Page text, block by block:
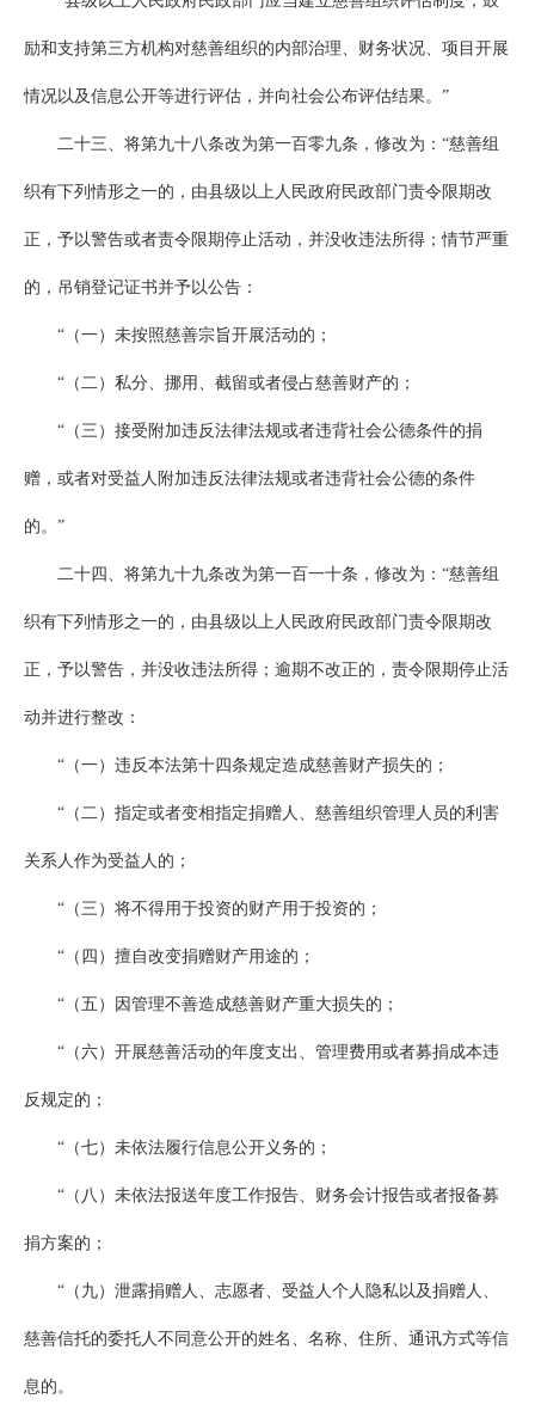
励和支持第三方机构对慈善组织的内部治理、财务状况、项目开展
情况以及信息公开等进行评估，并向社会公布评估结果。”
二十三、将第九十八条改为第一百零九条，修改为：“慈善组
织有下列情形之一的，由县级以上人民政府民政部门责令限期改
正，予以警告或者责令限期停止活动，并没收违法所得；情节严重
的，吊销登记证书并予以公告：
“（一）未按照慈善宗旨开展活动的；
“（二）私分、挪用、截留或者侵占慈善财产的；
“（三）接受附加违反法律法规或者违背社会公德条件的捐
赠，或者对受益人附加违反法律法规或者违背社会公德的条件
的。”
二十四、将第九十九条改为第一百一十条，修改为：“慈善组
织有下列情形之一的，由县级以上人民政府民政部门责令限期改
正，予以警告，并没收违法所得；逾期不改正的，责令限期停止活
动并进行整改：
“（一）违反本法第十四条规定造成慈善财产损失的；
“（二）指定或者变相指定捐赠人、慈善组织管理人员的利害
关系人作为受益人的；
“（三）将不得用于投资的财产用于投资的；
“（四）擅自改变捐赠财产用途的；
“（五）因管理不善造成慈善财产重大损失的；
“（六）开展慈善活动的年度支出、管理费用或者募捐成本违
反规定的；
“（七）未依法履行信息公开义务的；
“（八）未依法报送年度工作报告、财务会计报告或者报备募
捐方案的；
“（九）泄露捐赠人、志愿者、受益人个人隐私以及捐赠人、
慈善信托的委托人不同意公开的姓名、名称、住所、通讯方式等信
息的。